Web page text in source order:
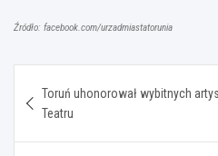
Źródło: facebook.com/urzadmiastatorunia
wpisu
Toruń uhonorował wybitnych
Teatru